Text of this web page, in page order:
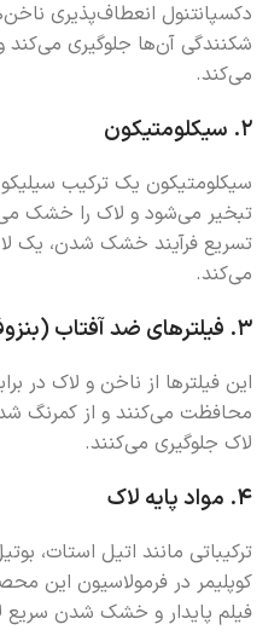
دکسپانتنول انعطاف‌پذیری
شکنندگی آن‌ها جلوگیری
می‌کند.
۲. سیکلومتیکون
سیکلومتیکون یک ترکیب
تبخیر می‌شود و لاک را خشک
تسریع فرآیند خشک شدن، یک
می‌کند.
۳. فیلترهای ضد آفتاب
محافظت می‌کنند و از کمرنگ
لاک جلوگیری می‌کنند.
۴. مواد پایه لاک
ترکیباتی مانند اتیل استات،
کوپلیمر در فرمولاسیون این
فیلم پایدار و خشک شدن سریع